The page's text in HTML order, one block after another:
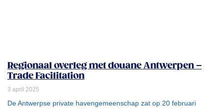
Regionaal overleg met douane Antwerpen –
Trade Facilitation
3 april 2025
De Antwerpse private havengemeenschap zat op 20 februari